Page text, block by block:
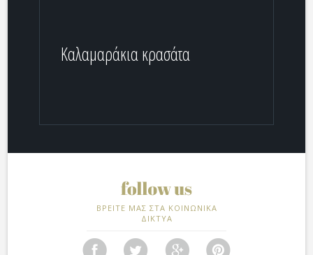
Καλαμαράκια κρασάτα
ΒΡΕΙΤΕ ΜΑΣ ΣΤΑ ΚΟΙΝΩΝΙΚΑ
ΔΙΚΤΥΑ